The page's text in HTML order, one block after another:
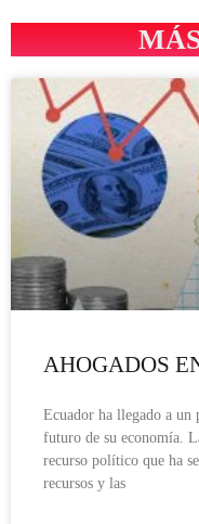
AHOGADOS
Ecuador ha llegado a un
futuro de su economía.
recurso político que ha
recursos y las